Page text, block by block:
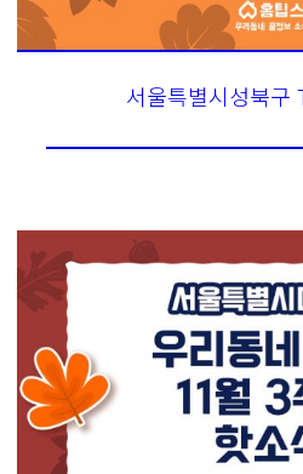
서울특별시성북구